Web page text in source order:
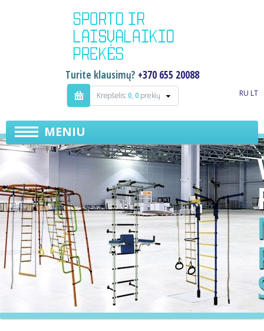
Turite klausimų? +370 655 20088
Krepšelis:0,0 prekių RU LT
MENIU